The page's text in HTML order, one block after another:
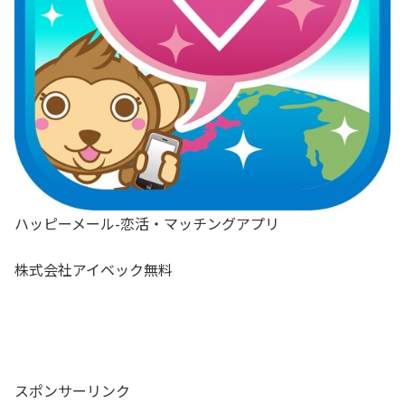
ハッピーメール-恋活・マッチングアプリ
株式会社アイベック無料
スポンサーリンク